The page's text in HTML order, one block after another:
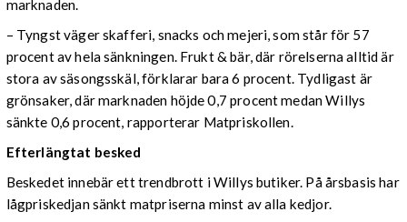
marknaden.
– Tyngst väger skafferi, snacks och mejeri, som står för 57
procent av hela sänkningen. Frukt & bär, där rörelserna alltid är
stora av säsongsskäl, förklarar bara 6 procent. Tydligast är
grönsaker, där marknaden höjde 0,7 procent medan Willys
sänkte 0,6 procent, rapporterar Matpriskollen.
Efterlängtat besked
Beskedet innebär ett trendbrott i Willys butiker. På årsbasis har
lågpriskedjan sänkt matpriserna minst av alla kedjor.